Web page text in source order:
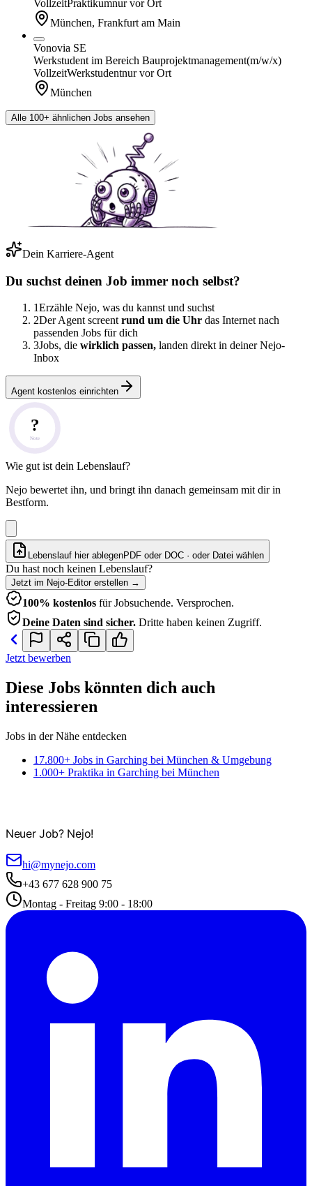
VollzeitPraktikumnur vor Ort
München, Frankfurt am Main
Vonovia SE
Werkstudent im Bereich Bauprojektmanagement(m/w/x)
VollzeitWerkstudentnur vor Ort
München
Alle 100+ ähnlichen Jobs ansehen
Dein Karriere-Agent
Du suchst deinen Job immer noch selbst?
1Erzähle Nejo, was du kannst und suchst
2Der Agent screent rund um die Uhr das Internet nach
passenden Jobs für dich
3Jobs, die wirklich passen, landen direkt in deiner Nejo-
Inbox
Agent kostenlos einrichten
?
Note
Wie gut ist dein Lebenslauf?
Nejo bewertet ihn, und bringt ihn danach gemeinsam mit dir in
Bestform.
Lebenslauf hier ablegenPDF oder DOC · oder Datei wählen
Du hast noch keinen Lebenslauf?
Jetzt im Nejo-Editor erstellen →
100% kostenlos für Jobsuchende. Versprochen.
Deine Daten sind sicher. Dritte haben keinen Zugriff.
Jetzt bewerben
Diese Jobs könnten dich auch
interessieren
Jobs in der Nähe entdecken
17.800+ Jobs in Garching bei München & Umgebung
1.000+ Praktika in Garching bei München
Neuer Job? Nejo!
hi@mynejo.com
+43 677 628 900 75
Montag - Freitag 9:00 - 18:00